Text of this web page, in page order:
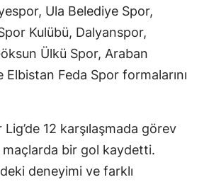
Ula Belediye Spor,
Kulübü, Dalyanspor,
Ülkü Spor, Araban
Elbistan Feda Spor formalarını
12 karşılaşmada görev
maçlarda bir gol kaydetti.
deneyimi ve farklı